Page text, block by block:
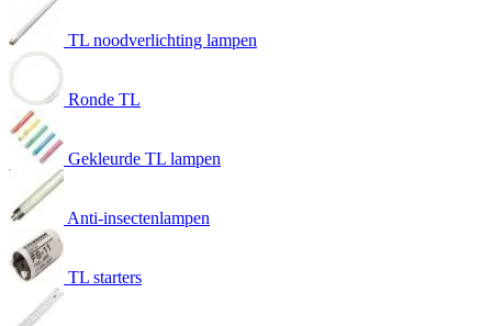
TL noodverlichting lampen
Ronde TL
Gekleurde TL lampen
Anti-insectenlampen
TL starters